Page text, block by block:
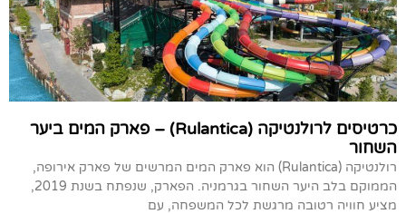
כרטיסים לרולנטיקה (Rulantica) – פארק המים ביער
השחור
רולנטיקה (Rulantica) הוא פארק המים המרשים של פארק אירופה,
הממוקם בלב היער השחור בגרמניה. הפארק, שנפתח בשנת 2019,
מציע חוויה רטובה מרגשת לכל המשפחה, עם